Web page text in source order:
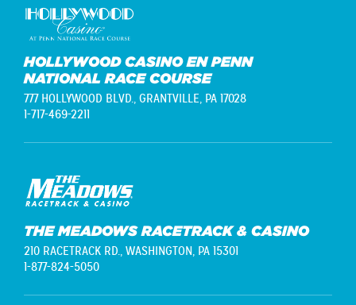
HOLLYWOOD CASINO EN PENN
NATIONAL RACE COURSE
777 HOLLYWOOD BLVD., GRANTVILLE, PA 17028
1-717-469-2211
THE MEADOWS RACETRACK & CASINO
210 RACETRACK RD., WASHINGTON, PA 15301
1-877-824-5050